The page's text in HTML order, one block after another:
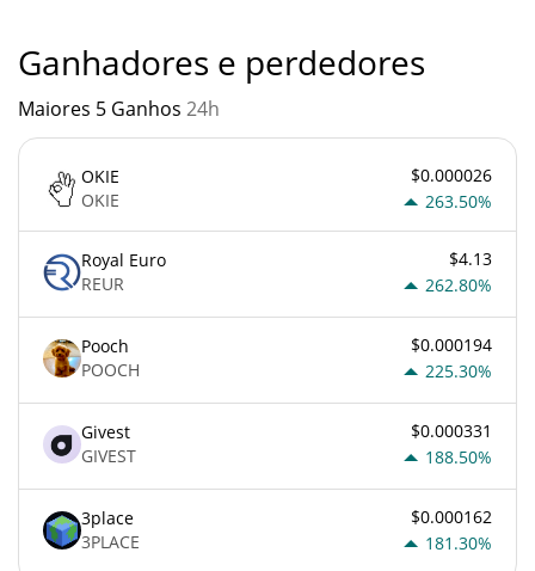
Ganhadores e perdedores
Maiores 5 Ganhos 24h
OKIE
OKIE
$0.000026
263.50%
Royal Euro
REUR
$4.13
262.80%
Pooch
POOCH
$0.000194
225.30%
Givest
GIVEST
$0.000331
188.50%
3place
3PLACE
$0.000162
181.30%